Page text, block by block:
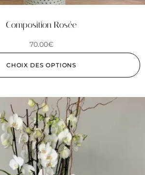
Composition Rosée
70.00€
CHOIX DES OPTIONS